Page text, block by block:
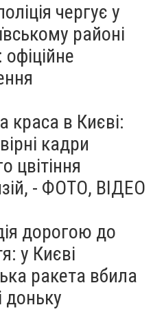
чергує у
районі
краса в Києві:
кадри
цвітіння
- ФОТО, ВІДЕО
дорогою до
у Києві
ракета вбила
доньку